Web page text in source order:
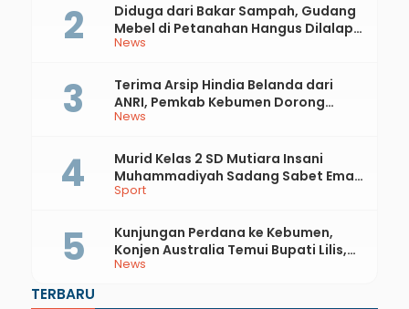
News
Diduga dari Bakar Sampah, Gudang
Mebel di Petanahan Hangus Dilalap
Api
News
Terima Arsip Hindia Belanda dari
ANRI, Pemkab Kebumen Dorong
Integrasi Sejarah, Geopark, dan
Sport
Murid Kelas 2 SD Mutiara Insani
Muhammadiyah Sadang Sabet Emas
dan Perak di Kejurda Tapak Suci
News
Kunjungan Perdana ke Kebumen,
Konjen Australia Temui Bupati Lilis,
Ini yang Dibahas
TERBARU